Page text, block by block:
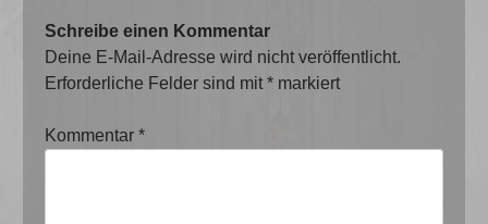
Schreibe einen Kommentar
Deine E-Mail-Adresse wird nicht veröffentlicht.
Erforderliche Felder sind mit* markiert
Kommentar*